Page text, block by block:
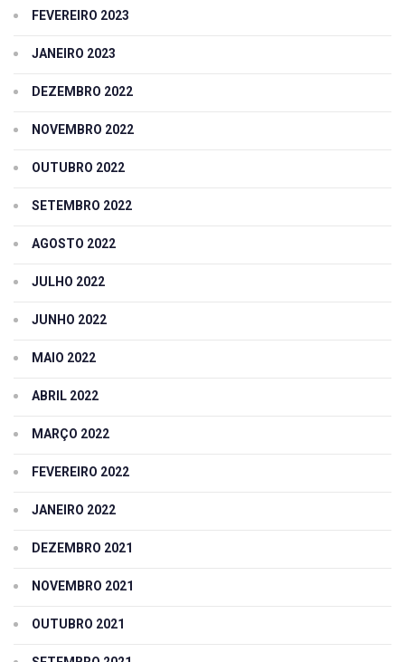
FEVEREIRO 2023
JANEIRO 2023
DEZEMBRO 2022
NOVEMBRO 2022
OUTUBRO 2022
SETEMBRO 2022
AGOSTO 2022
JULHO 2022
JUNHO 2022
MAIO 2022
ABRIL 2022
MARÇO 2022
FEVEREIRO 2022
JANEIRO 2022
DEZEMBRO 2021
NOVEMBRO 2021
OUTUBRO 2021